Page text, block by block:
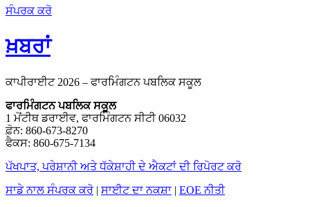
ਸੰਪਰਕ ਕਰੋ
ਖ਼ਬਰਾਂ
ਕਾਪੀਰਾਈਟ 2026 – ਫਾਰਮਿੰਗਟਨ ਪਬਲਿਕ ਸਕੂਲ
ਫਾਰਮਿੰਗਟਨ ਪਬਲਿਕ ਸਕੂਲ
1 ਮੋਂਟੀਥ ਡਰਾਈਵ, ਫਾਰਮਿੰਗਟਨ ਸੀਟੀ 06032
ਫ਼ੋਨ: 860-673-8270
ਫੈਕਸ: 860-675-7134
ਪੱਖਪਾਤ, ਪਰੇਸ਼ਾਨੀ ਅਤੇ ਧੱਕੇਸ਼ਾਹੀ ਦੇ ਐਕਟਾਂ ਦੀ ਰਿਪੋਰਟ ਕਰੋ
ਸਾਡੇ ਨਾਲ ਸੰਪਰਕ ਕਰੋ | ਸਾਈਟ ਦਾ ਨਕਸ਼ਾ | EOE ਨੀਤੀ